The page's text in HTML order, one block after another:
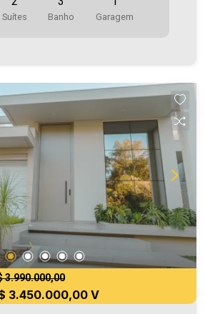
de estar - Cozinha - 02
lar É AGORA! Imobiliária
casa!
Suítes Banho Garagem
3.990.000,00
3.450.000,00 V